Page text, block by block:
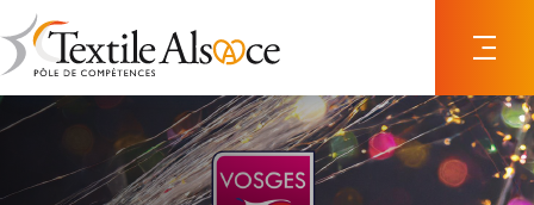
Panneau de gestion des cookies